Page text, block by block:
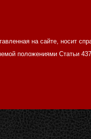
на сайте, носит
положениями Статьи